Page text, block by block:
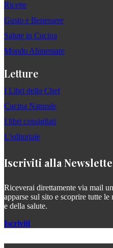
Ricette
Gusto e Benessere
Salute in Cucina
Mondo Alimentare
Letture
I Libri dello Chef
Cucina Naturale
I libri consigliati
L'editoriale
Iscriviti alla
Riceverai direttamente via mail
apparse sul sito e scoprire tutte
e della salute.
Iscriviti